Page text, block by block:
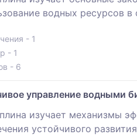
водных ресурсов
- 1
- 1
- 6
управление водными
изучает механизмы
устойчивого